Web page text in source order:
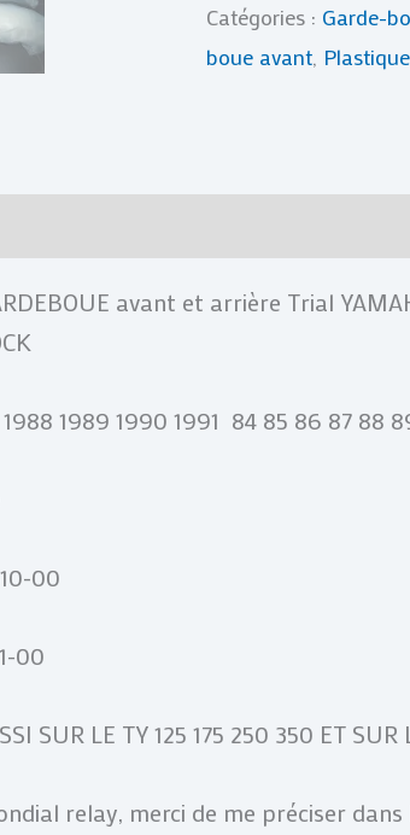
Catégories : Garde-
boue avant,
avant et arrière Trial
1989 1990 1991 84 85 86 87 88
00
00
SUR LE TY 125 175 250 350 ET SUR
relay, merci de me préciser